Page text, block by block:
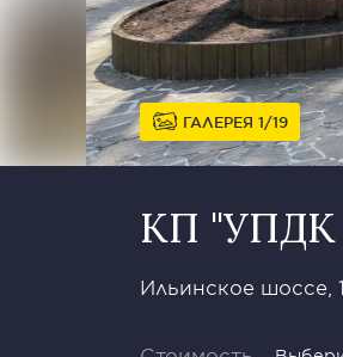
ГАЛЕРЕЯ 1 19
КП "УПДК
Ильинское шоссе,